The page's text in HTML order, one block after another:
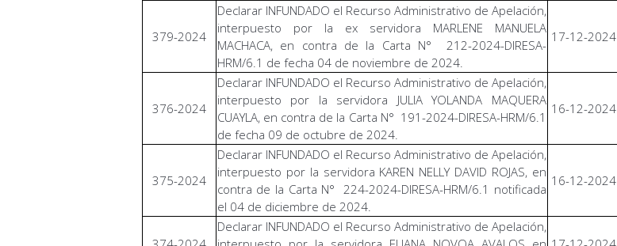
379-2024
Declarar INFUNDADO el Recurso Administrativo de Apelación,
interpuesto por la ex servidora MARLENE MANUELA
MACHACA, en contra de la Carta N° 212-2024-DIRESA-
HRM/6.1 de fecha 04 de noviembre de 2024.
17-12-2024
376-2024
Declarar INFUNDADO el Recurso Administrativo de Apelación,
interpuesto por la servidora JULIA YOLANDA MAQUERA
CUAYLA, en contra de la Carta N° 191-2024-DIRESA-HRM/6.1
de fecha 09 de octubre de 2024.
16-12-2024
375-2024
Declarar INFUNDADO el Recurso Administrativo de Apelación,
interpuesto por la servidora KAREN NELLY DAVID ROJAS, en
contra de la Carta N° 224-2024-DIRESA-HRM/6.1 notificada
el 04 de diciembre de 2024.
16-12-2024
Declarar INFUNDADO el Recurso Administrativo de Apelación,